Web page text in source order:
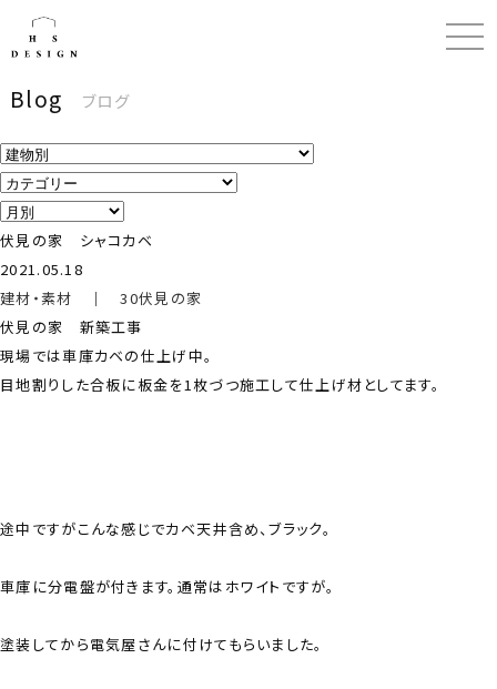
Blog ブログ
伏見の家 シャコカベ
2021.05.18
建材・素材 ｜30伏見の家
伏見の家 新築工事
現場では車庫カベの仕上げ中。
目地割りした合板に板金を1枚づつ施工して仕上げ材としてます。
途中ですがこんな感じでカベ天井含め、ブラック。
車庫に分電盤が付きます。通常はホワイトですが。
塗装してから電気屋さんに付けてもらいました。